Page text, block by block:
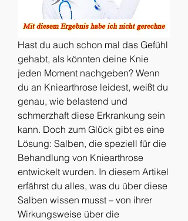
Hast du auch schon mal das Gefühl
gehabt, als könnten deine Knie
jeden Moment nachgeben? Wenn
du an Kniearthrose leidest, weißt du
genau, wie belastend und
schmerzhaft diese Erkrankung sein
kann. Doch zum Glück gibt es eine
Lösung: Salben, die speziell für die
Behandlung von Kniearthrose
entwickelt wurden. In diesem Artikel
erfährst du alles, was du über diese
Salben wissen musst – von ihrer
Wirkungsweise über die